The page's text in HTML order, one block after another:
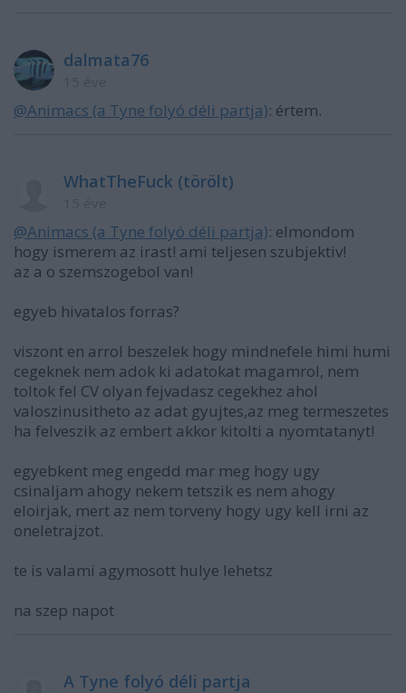
dalmata76
@Animacs (a Tyne folyó déli partja): értem.
WhatTheFuck (törölt)
@Animacs (a Tyne folyó déli partja): elmondom
hogy ismerem az irast! ami teljesen szubjektiv!
az a o szemszogebol van!
egyeb hivatalos forras?
viszont en arrol beszelek hogy mindnefele himi humi
cegeknek nem adok ki adatokat magamrol, nem
toltok fel CV olyan fejvadasz cegekhez ahol
valoszinusitheto az adat gyujtes,az meg termeszetes
ha felveszik az embert akkor kitolti a nyomtatanyt!
egyebkent meg engedd mar meg hogy ugy
csinaljam ahogy nekem tetszik es nem ahogy
eloirjak, mert az nem torveny hogy ugy kell irni az
oneletrajzot.
te is valami agymosott hulye lehetsz
na szep napot
A Tyne folyó déli partja